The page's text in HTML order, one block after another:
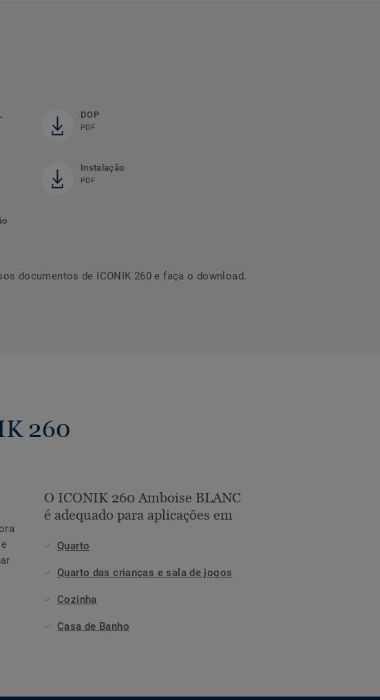
DOP
PDF
Instalação
PDF
documentos de ICONIK 260 e faça o download.
260
O ICONIK 260 Amboise BLANC
é adequado para aplicações em
Quarto
Quarto das crianças e sala de jogos
Cozinha
Casa de Banho